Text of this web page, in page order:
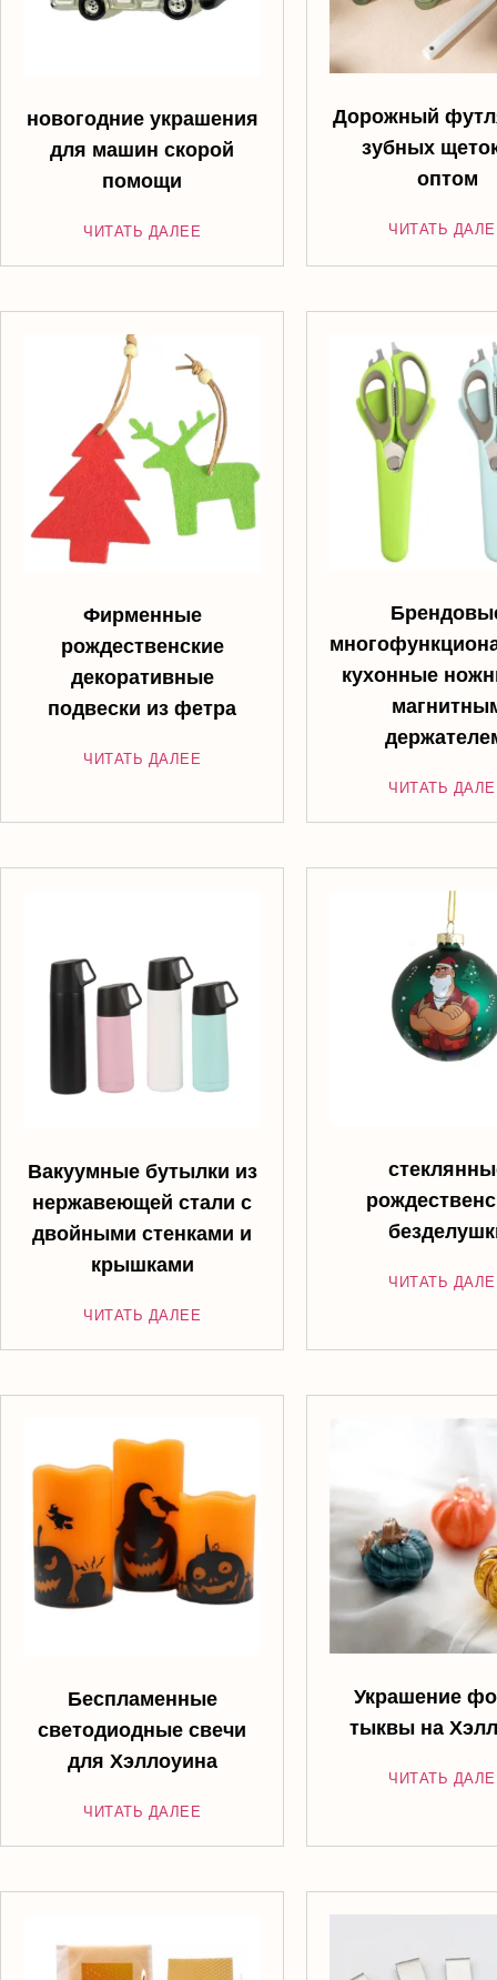
новогодние украшения
для машин скорой
помощи
ЧИТАТЬ ДАЛЕЕ
Дорожный
зубных
оптом
ЧИТАТЬ
Фирменные
рождественские
декоративные
подвески из фетра
ЧИТАТЬ ДАЛЕЕ
кухонные
ЧИТАТЬ
Вакуумные бутылки из
нержавеющей стали с
двойными стенками и
крышками
ЧИТАТЬ ДАЛЕЕ
ЧИТАТЬ
Беспламенные
светодиодные свечи
для Хэллоуина
ЧИТАТЬ ДАЛЕЕ
Украшение
тыквы на
ЧИТАТЬ